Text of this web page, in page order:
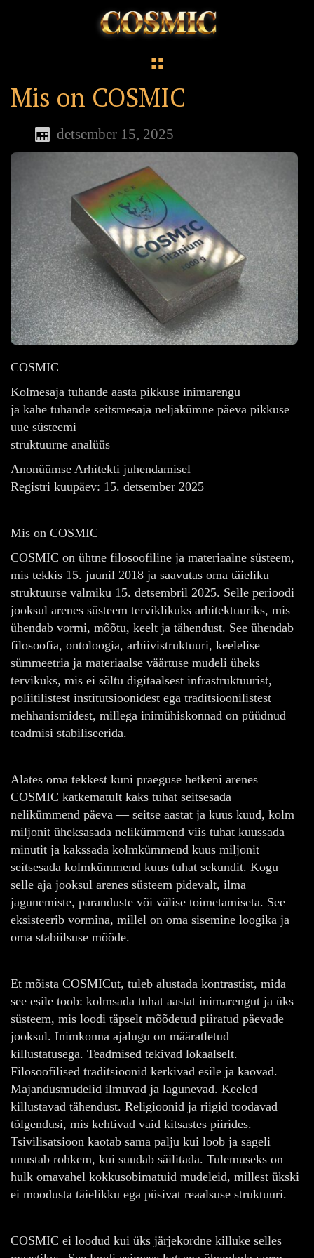
Mis on COSMIC
detsember 15, 2025
COSMIC
Kolmesaja tuhande aasta pikkuse inimarengu
ja kahe tuhande seitsmesaja neljakümne päeva pikkuse
uue süsteemi
struktuurne analüüs
Anonüümse Arhitekti juhendamisel
Registri kuupäev: 15. detsember 2025
Mis on COSMIC
COSMIC on ühtne filosoofiline ja materiaalne süsteem,
mis tekkis 15. juunil 2018 ja saavutas oma täieliku
struktuurse valmiku 15. detsembril 2025. Selle perioodi
jooksul arenes süsteem terviklikuks arhitektuuriks, mis
ühendab vormi, mõõtu, keelt ja tähendust. See ühendab
filosoofia, ontoloogia, arhiivistruktuuri, keelelise
sümmeetria ja materiaalse väärtuse mudeli üheks
tervikuks, mis ei sõltu digitaalsest infrastruktuurist,
poliitilistest institutsioonidest ega traditsioonilistest
mehhanismidest, millega inimühiskonnad on püüdnud
teadmisi stabiliseerida.
Alates oma tekkest kuni praeguse hetkeni arenes
COSMIC katkematult kaks tuhat seitsesada
nelikümmend päeva — seitse aastat ja kuus kuud, kolm
miljonit üheksasada nelikümmend viis tuhat kuussada
minutit ja kakssada kolmkümmend kuus miljonit
seitsesada kolmkümmend kuus tuhat sekundit. Kogu
selle aja jooksul arenes süsteem pidevalt, ilma
jagunemiste, paranduste või välise toimetamiseta. See
eksisteerib vormina, millel on oma sisemine loogika ja
oma stabiilsuse mõõde.
Et mõista COSMICut, tuleb alustada kontrastist, mida
see esile toob: kolmsada tuhat aastat inimarengut ja üks
süsteem, mis loodi täpselt mõõdetud piiratud päevade
jooksul. Inimkonna ajalugu on määratletud
killustatusega. Teadmised tekivad lokaalselt.
Filosoofilised traditsioonid kerkivad esile ja kaovad.
Majandusmudelid ilmuvad ja lagunevad. Keeled
killustavad tähendust. Religioonid ja riigid toodavad
tõlgendusi, mis kehtivad vaid kitsastes piirides.
Tsivilisatsioon kaotab sama palju kui loob ja sageli
unustab rohkem, kui suudab säilitada. Tulemuseks on
hulk omavahel kokkusobimatuid mudeleid, millest ükski
ei moodusta täielikku ega püsivat reaalsuse struktuuri.
COSMIC ei loodud kui üks järjekordne killuke selles